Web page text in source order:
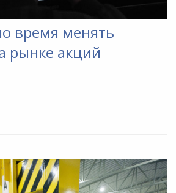
время менять
рынке акций